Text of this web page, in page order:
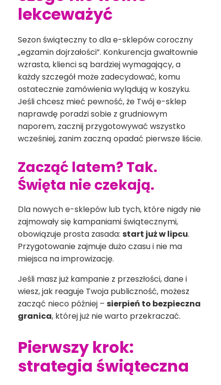
lekceważyć
Sezon świąteczny to dla e-sklepów coroczny
„egzamin dojrzałości”. Konkurencja gwałtownie
wzrasta, klienci są bardziej wymagający, a
każdy szczegół może zadecydować, komu
ostatecznie zamówienia wylądują w koszyku.
Jeśli chcesz mieć pewność, że Twój e-sklep
naprawdę poradzi sobie z grudniowym
naporem, zacznij przygotowywać wszystko
wcześniej, zanim zaczną opadać pierwsze liście.
Zacząć latem? Tak.
Święta nie czekają.
Dla nowych e-sklepów lub tych, które nigdy nie
zajmowały się kampaniami świątecznymi,
obowiązuje prosta zasada: start już w lipcu.
Przygotowanie zajmuje dużo czasu i nie ma
miejsca na improwizację.
Jeśli masz już kampanie z przeszłości, dane i
wiesz, jak reaguje Twoja publiczność, możesz
zacząć nieco później – sierpień to bezpieczna
granica, której już nie warto przekraczać.
Pierwszy krok:
strategia świąteczna